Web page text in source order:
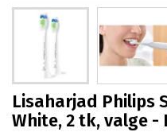
Lisaharjad Philips
White, 2 tk, valge -